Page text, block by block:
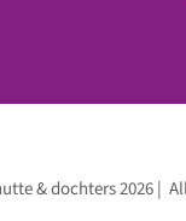
& dochters 2026 |